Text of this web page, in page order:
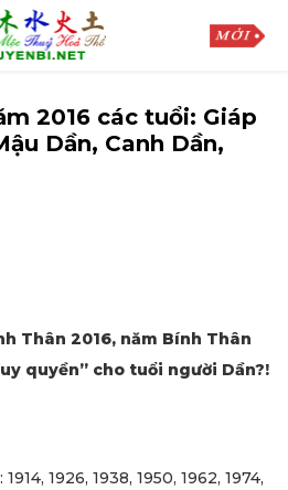
2016 các tuổi: Giáp
Dần, Canh Dần,
Thân 2016, năm Bính Thân
quyền” cho tuổi người Dần?!
1926, 1938, 1950, 1962, 1974,